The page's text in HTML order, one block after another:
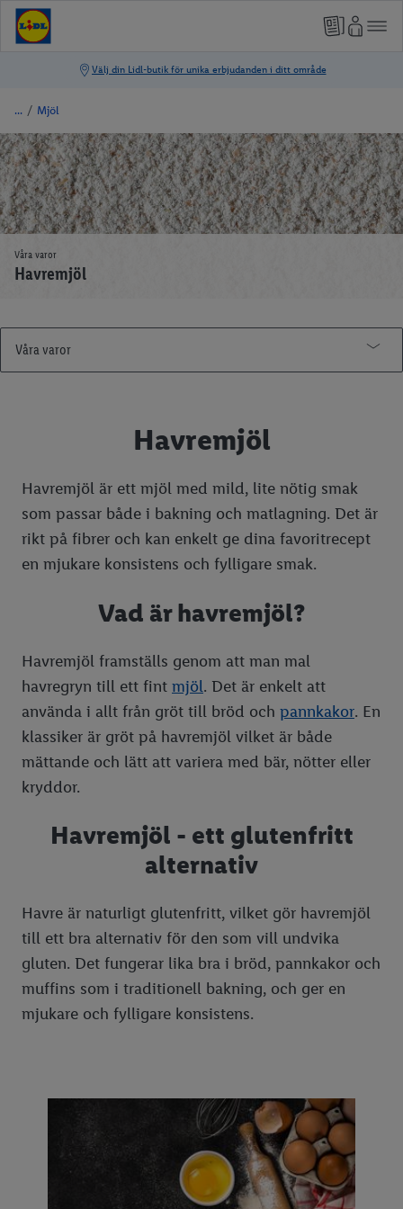
/ Mjöl
Våra varor
Havremjöl
Våra varor
Matriket Äppelodlare
Matriket Potatisodlare
LIVARNO home
lupilu®
PARKSIDE®
SILVERCREST®
crelando
ERNESTO
pepperts!
LIVERGY
esmara
Cien
Tomater
Potatis
Meloner
Färsk basilika
Mejeri & ost
Kött & chark
Kyckling
Spannmål och gryn
Quinoa
Bulgur
Couscous
Matvete
Pasta
Socker
Strösocker
Florsocker
Farinsocker
Mjöl
Vetemjöl
Mandelmjöl
Olja
Olivolja
Solrosolja
Nygräddat bröd
Hållbara val & ekologiska varor
Smakresor
Våra leverantörer
Havremjöl
Havremjöl är ett mjöl med mild, lite nötig smak
som passar både i bakning och matlagning. Det är
rikt på fibrer och kan enkelt ge dina favoritrecept
en mjukare konsistens och fylligare smak.
Vad är havremjöl?
Havremjöl framställs genom att man mal
havregryn till ett fint mjöl. Det är enkelt att
använda i allt från gröt till bröd och pannkakor. En
klassiker är gröt på havremjöl vilket är både
mättande och lätt att variera med bär, nötter eller
kryddor.
Havremjöl - ett glutenfritt
alternativ
Havre är naturligt glutenfritt, vilket gör havremjöl
till ett bra alternativ för den som vill undvika
gluten. Det fungerar lika bra i bröd, pannkakor och
muffins som i traditionell bakning, och ger en
mjukare och fylligare konsistens.